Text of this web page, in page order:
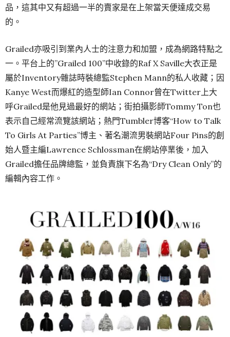
品，這其中又有超過一半的賣家是在上架當天便達成交易
的。
Grailed亦吸引到業內人士的注意力和加盟，成為網路特點之
一。平台上的”Grailed 100”中收錄的Raf X Saville大衣正是
屬於Inventory雜誌時裝總監Stephen Mann的私人收藏；因
Kanye West而爆紅的造型師Ian Connor曾在Twitter上大
呼Grailed是他見過最好的網站；街拍攝影師Tommy Ton也
表示自己經常流覽該網站；熱門Tumbler博客“How to Talk
To Girls At Parties”博主、著名潮流男裝網站Four Pins的創
始人暨主編Lawrence Schlossman在網站停業後，加入
Grailed擔任品牌總監，並負責旗下名為“Dry Clean Only”的
編輯內容工作。